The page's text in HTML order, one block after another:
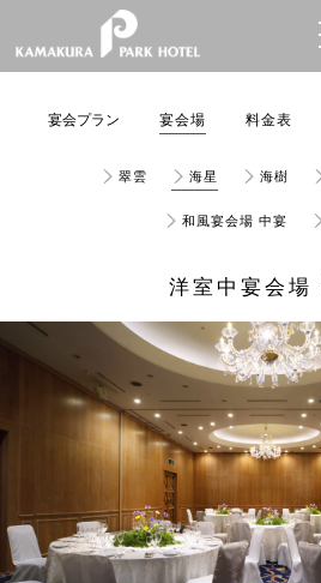
宴会プラン 宴会場 料金表
翠雲 海星 海樹
和風宴会場 中宴
洋室中宴会場